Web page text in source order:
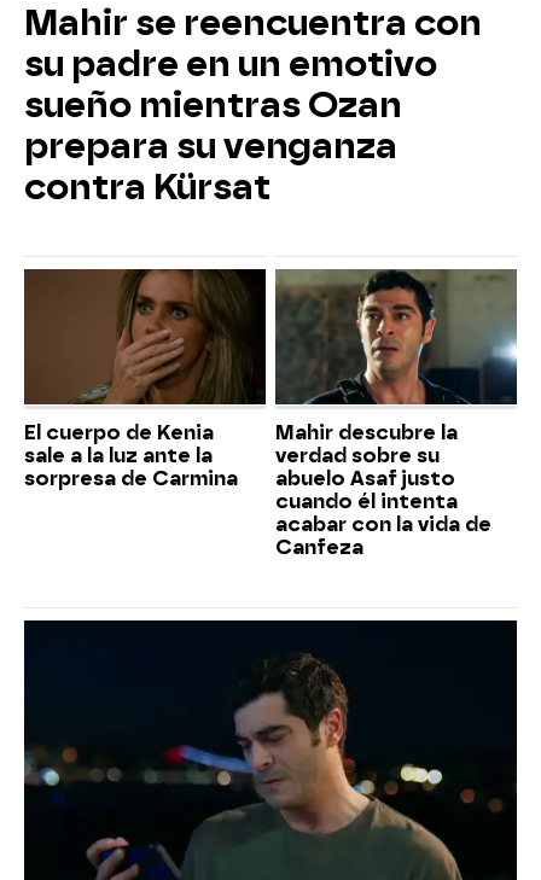
Mahir se reencuentra con
su padre en un emotivo
sueño mientras Ozan
prepara su venganza
contra Kürsat
El cuerpo de Kenia
sale a la luz ante la
sorpresa de Carmina
Mahir descubre la
verdad sobre su
abuelo Asaf justo
cuando él intenta
acabar con la vida de
Canfeza